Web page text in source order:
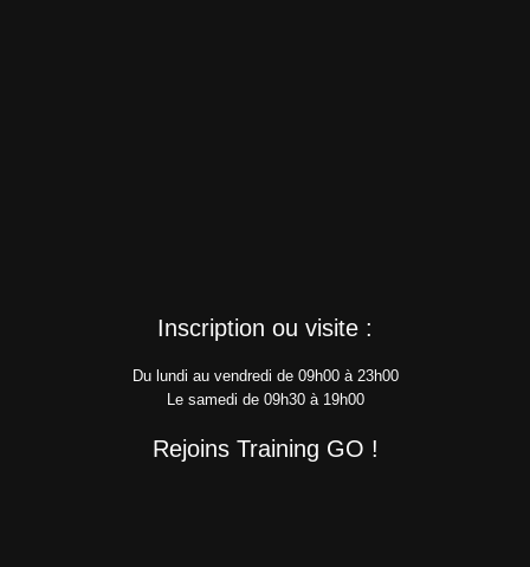
Inscription ou visite :
Du lundi au vendredi de 09h00 à 23h00
Le samedi de 09h30 à 19h00
Rejoins Training GO !